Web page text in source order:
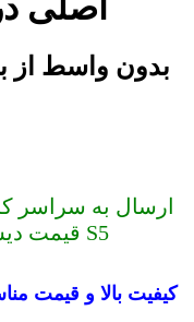
ارسال به سراسر
صفحه جک S5 | قیمت دیسک و صفحه جک S5